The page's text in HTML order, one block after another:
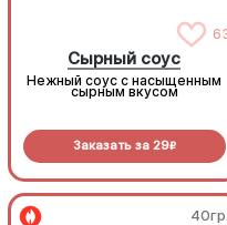
Сырный соус
Нежный соус с насыщенным
сырным вкусом
Заказать за 29R
40гр.